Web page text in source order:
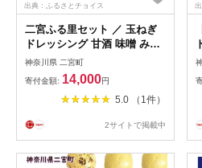
出典：ふるさとチョイス
二宮ふる里セット ／ 玉ねぎ
ドレッシング 甘酒 味噌 みそ
小梅干 神奈川県 特産品 金山
味料 食卓 食べ比べ 和食 お取
り寄せ 伝統製法 素材感 毎日
No.023
神奈川県 二宮町
寄付金額: 14,000円
5.0 （1件）
2サイトで掲載中